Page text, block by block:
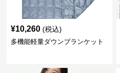
¥10,260 (税込)
多機能軽量ダウンブランケット